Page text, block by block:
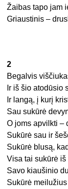
Žaibas tapo jam
Griaustinis –
2
Begalvis
Ir iš šio atodūsio
Ir langą, į kurį
Sau sukūrė
O joms apvilkti –
Sukūrė sau ir
Sukūrė blusą,
Visa tai sukūrė
Savo kiaušinio
Sukūrė